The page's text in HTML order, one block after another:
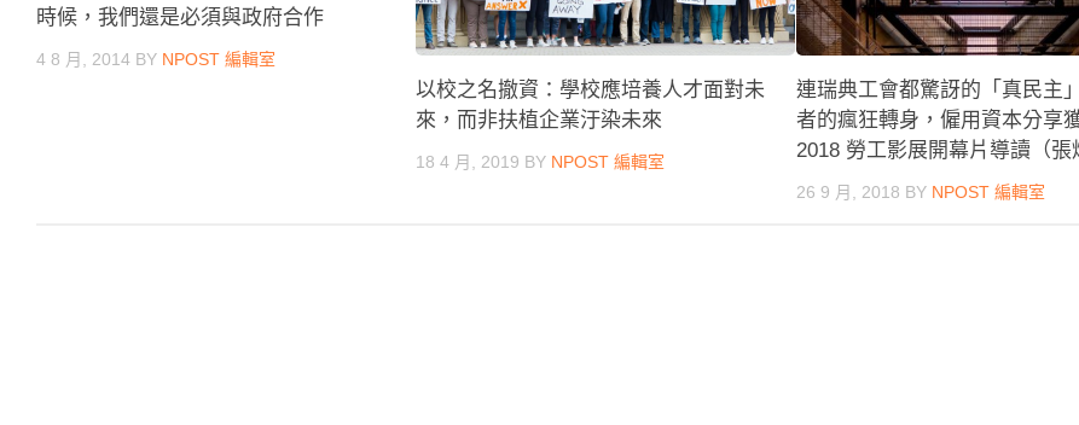
時候，我們還是必須與政府合作
4 8 月, 2014 BY NPOST 編輯室
以校之名撤資：學校應培養人才面對未
來，而非扶植企業汙染未來
18 4 月, 2019 BY NPOST 編輯室
連瑞典工會都驚訝的「真民主
者的瘋狂轉身，僱用資本分享
2018 勞工影展開幕片導讀（張
26 9 月, 2018 BY NPOST 編輯室